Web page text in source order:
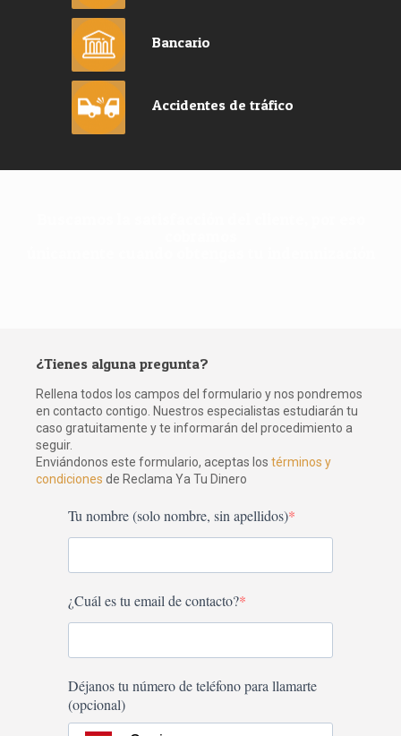
Bancario
Accidentes de tráfico
¿Tienes alguna pregunta?
Rellena todos los campos del formulario y nos pondremos
en contacto contigo. Nuestros especialistas estudiarán tu
caso gratuitamente y te informarán del procedimiento a
seguir.
Enviándonos este formulario, aceptas los términos y
condiciones de Reclama Ya Tu Dinero